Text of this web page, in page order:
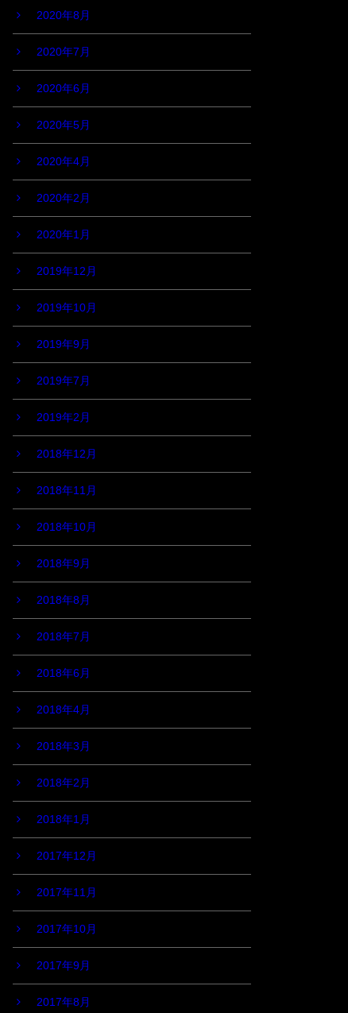
2020年8月
2020年7月
2020年6月
2020年5月
2020年4月
2020年2月
2020年1月
2019年12月
2019年10月
2019年9月
2019年7月
2019年2月
2018年12月
2018年11月
2018年10月
2018年9月
2018年8月
2018年7月
2018年6月
2018年4月
2018年3月
2018年2月
2018年1月
2017年12月
2017年11月
2017年10月
2017年9月
2017年8月